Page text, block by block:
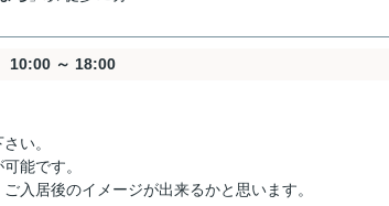
10:00 ～ 18:00
い。
能です。
入居後のイメージが出来るかと思います。